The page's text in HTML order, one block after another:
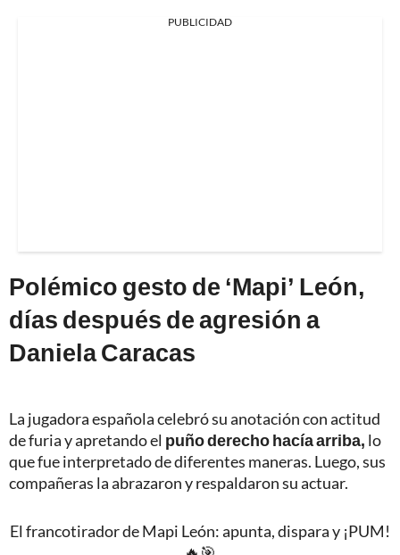
PUBLICIDAD
Polémico gesto de ‘Mapi’ León,
días después de agresión a
Daniela Caracas
La jugadora española celebró su anotación con actitud
de furia y apretando el puño derecho hacía arriba, lo
que fue interpretado de diferentes maneras. Luego, sus
compañeras la abrazaron y respaldaron su actuar.
El francotirador de Mapi León: apunta, dispara y ¡PUM!